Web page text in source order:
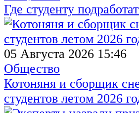
Где студенту
05 Августа 2026 15:46
Общество
Котоняня и сборщик
студентов летом 2026